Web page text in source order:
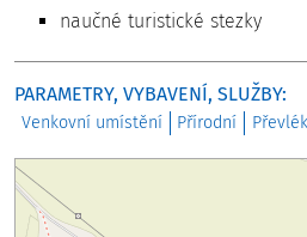
naučné turistické stezky
PARAMETRY, VYBAVENÍ, SLUŽBY:
Venkovní umístění Přírodní